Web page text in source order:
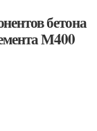
бетона
М400